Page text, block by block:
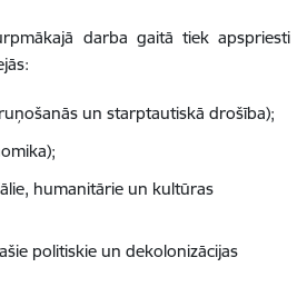
darba gaitā tiek apspriesti
un starptautiskā drošība);
humanitārie un kultūras
politiskie un dekolonizācijas